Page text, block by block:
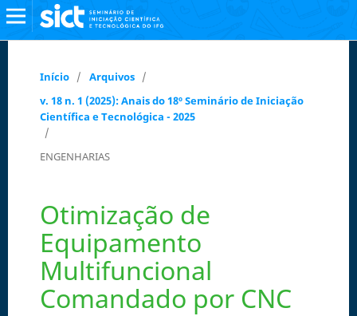
Início / Arquivos /
v. 18 n. 1 (2025): Anais do 18º Seminário de Iniciação
Científica e Tecnológica - 2025
/
ENGENHARIAS
Otimização de
Equipamento
Multifuncional
Comandado por CNC